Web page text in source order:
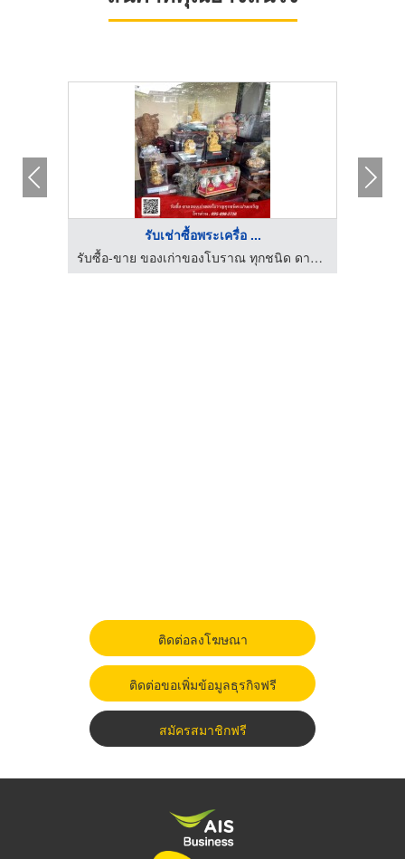
รับเช่าซื้อพระเครื่อ ...
รับซื้อ-ขาย ของเก่าของโบราณ ทุกชนิด ดาราฎา
ติดต่อลงโฆษณา
ติดต่อขอเพิ่มข้อมูลธุรกิจฟรี
สมัครสมาชิกฟรี